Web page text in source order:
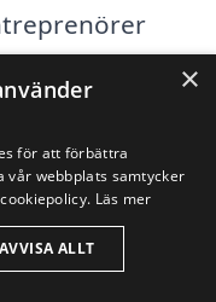
du enkelt
från olika
×
för att förbättra
vår webbplats samtycker
Läs mer
AVVISA ALLT